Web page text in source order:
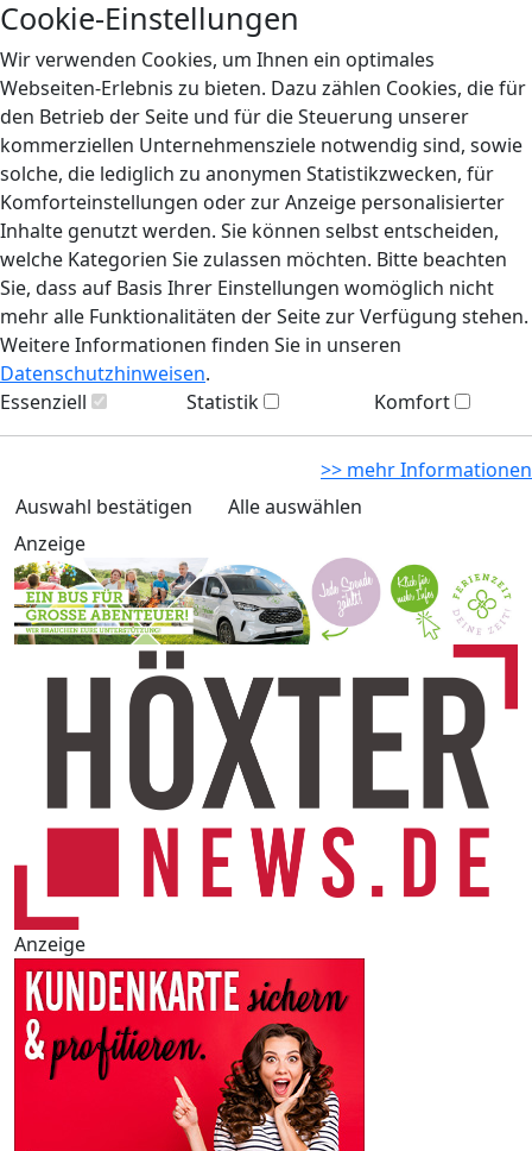
Cookie-Einstellungen
Wir verwenden Cookies, um Ihnen ein optimales
Webseiten-Erlebnis zu bieten. Dazu zählen Cookies, die für
den Betrieb der Seite und für die Steuerung unserer
kommerziellen Unternehmensziele notwendig sind, sowie
solche, die lediglich zu anonymen Statistikzwecken, für
Komforteinstellungen oder zur Anzeige personalisierter
Inhalte genutzt werden. Sie können selbst entscheiden,
welche Kategorien Sie zulassen möchten. Bitte beachten
Sie, dass auf Basis Ihrer Einstellungen womöglich nicht
mehr alle Funktionalitäten der Seite zur Verfügung stehen.
Weitere Informationen finden Sie in unseren
Datenschutzhinweisen.
Essenziell
Statistik Komfort
>> mehr Informationen
Auswahl bestätigen
Alle auswählen
Anzeige
Anzeige